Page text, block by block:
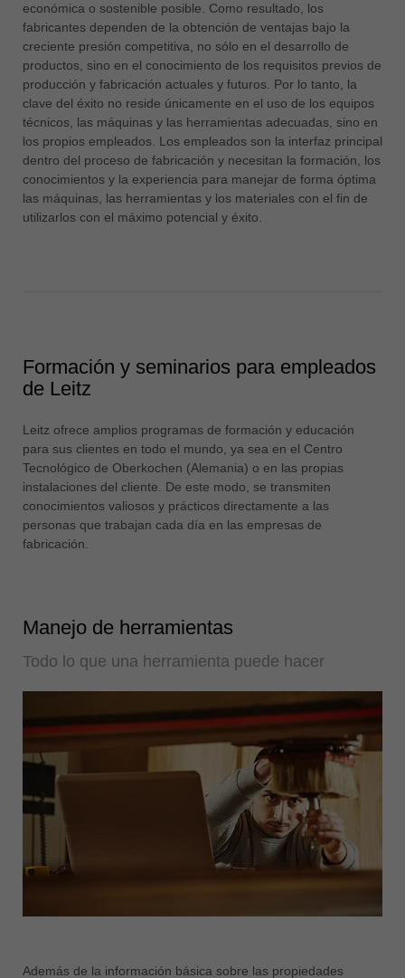
中国
中文
ประเทศไทย
ไทย
Україна
yкраїнська
económica o sostenible posible. Como resultado, los
fabricantes dependen de la obtención de ventajas bajo la
creciente presión competitiva, no sólo en el desarrollo de
productos, sino en el conocimiento de los requisitos previos de
producción y fabricación actuales y futuros. Por lo tanto, la
clave del éxito no reside únicamente en el uso de los equipos
técnicos, las máquinas y las herramientas adecuadas, sino en
los propios empleados. Los empleados son la interfaz principal
dentro del proceso de fabricación y necesitan la formación, los
conocimientos y la experiencia para manejar de forma óptima
las máquinas, las herramientas y los materiales con el fin de
utilizarlos con el máximo potencial y éxito.
Formación y seminarios para empleados
de Leitz
Leitz ofrece amplios programas de formación y educación
para sus clientes en todo el mundo, ya sea en el Centro
Tecnológico de Oberkochen (Alemania) o en las propias
instalaciones del cliente. De este modo, se transmiten
conocimientos valiosos y prácticos directamente a las
personas que trabajan cada día en las empresas de
fabricación.
Manejo de herramientas
Todo lo que una herramienta puede hacer
Además de la información básica sobre las propiedades